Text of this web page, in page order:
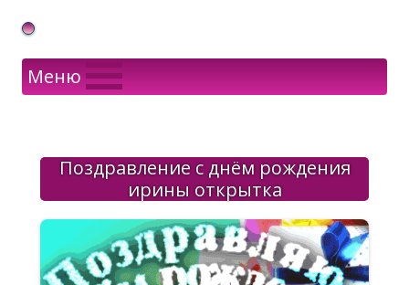
Gif Открытки в подарок
Меню
Поздравление с днём рождения
ирины открытка